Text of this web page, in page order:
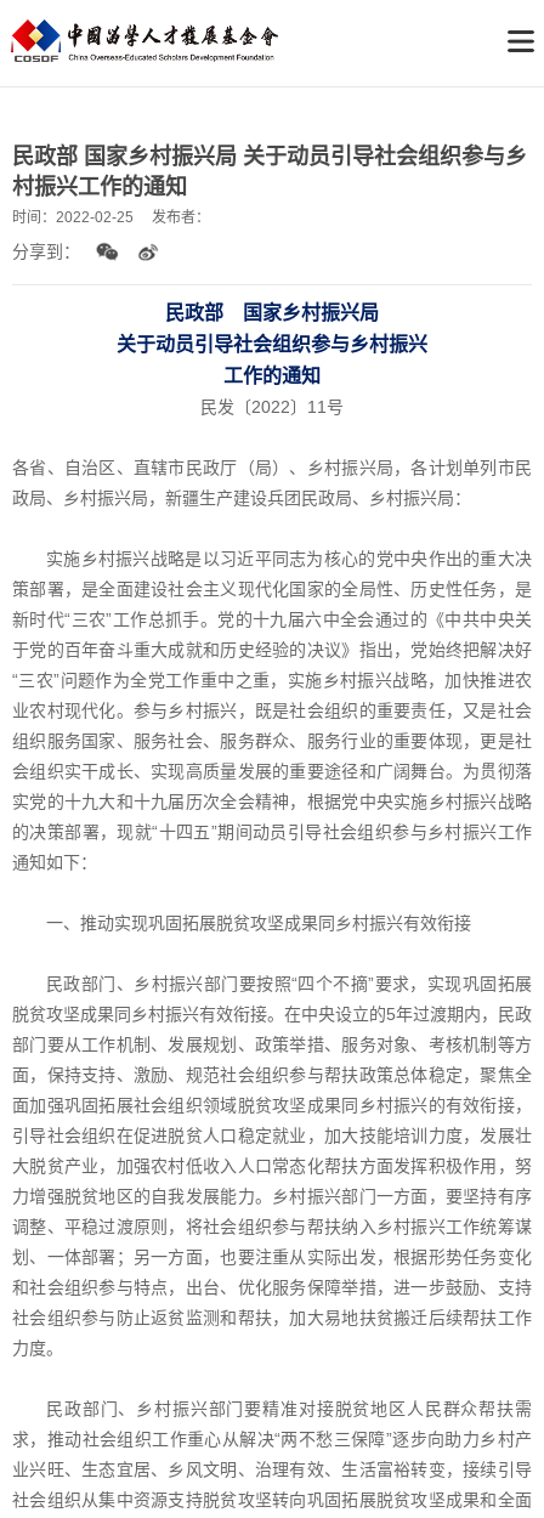
民政部 国家乡村振兴局 关于动员引导社会组织参与乡
村振兴工作的通知
时间： 2022-02-25 发布者：
分享到：
民政部 国家乡村振兴局
关于动员引导社会组织参与乡村振兴
工作的通知
民发〔2022〕11号
各省、自治区、直辖市民政厅（局）、乡村振兴局，各计划单列市民
政局、乡村振兴局，新疆生产建设兵团民政局、乡村振兴局：
实施乡村振兴战略是以习近平同志为核心的党中央作出的重大决
策部署，是全面建设社会主义现代化国家的全局性、历史性任务，是
新时代“三农”工作总抓手。党的十九届六中全会通过的《中共中央关
于党的百年奋斗重大成就和历史经验的决议》指出，党始终把解决好
“三农”问题作为全党工作重中之重，实施乡村振兴战略，加快推进农
业农村现代化。参与乡村振兴，既是社会组织的重要责任，又是社会
组织服务国家、服务社会、服务群众、服务行业的重要体现，更是社
会组织实干成长、实现高质量发展的重要途径和广阔舞台。为贯彻落
实党的十九大和十九届历次全会精神，根据党中央实施乡村振兴战略
的决策部署，现就“十四五”期间动员引导社会组织参与乡村振兴工作
通知如下：
一、推动实现巩固拓展脱贫攻坚成果同乡村振兴有效衔接
民政部门、乡村振兴部门要按照“四个不摘”要求，实现巩固拓展
脱贫攻坚成果同乡村振兴有效衔接。在中央设立的5年过渡期内，民政
部门要从工作机制、发展规划、政策举措、服务对象、考核机制等方
面，保持支持、激励、规范社会组织参与帮扶政策总体稳定，聚焦全
面加强巩固拓展社会组织领域脱贫攻坚成果同乡村振兴的有效衔接，
引导社会组织在促进脱贫人口稳定就业，加大技能培训力度，发展壮
大脱贫产业，加强农村低收入人口常态化帮扶方面发挥积极作用，努
力增强脱贫地区的自我发展能力。乡村振兴部门一方面，要坚持有序
调整、平稳过渡原则，将社会组织参与帮扶纳入乡村振兴工作统筹谋
划、一体部署；另一方面，也要注重从实际出发，根据形势任务变化
和社会组织参与特点，出台、优化服务保障举措，进一步鼓励、支持
社会组织参与防止返贫监测和帮扶，加大易地扶贫搬迁后续帮扶工作
力度。
民政部门、乡村振兴部门要精准对接脱贫地区人民群众帮扶需
求，推动社会组织工作重心从解决“两不愁三保障”逐步向助力乡村产
业兴旺、生态宜居、乡风文明、治理有效、生活富裕转变，接续引导
社会组织从集中资源支持脱贫攻坚转向巩固拓展脱贫攻坚成果和全面